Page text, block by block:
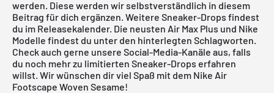
werden. Diese werden wir selbstverständlich in diesem
Beitrag für dich ergänzen. Weitere Sneaker-Drops findest
du im Releasekalender. Die neusten Air Max Plus und Nike
Modelle findest du unter den hinterlegten Schlagworten.
Check auch gerne unsere Social-Media-Kanäle aus, falls
du noch mehr zu limitierten Sneaker-Drops erfahren
willst. Wir wünschen dir viel Spaß mit dem Nike Air
Footscape Woven Sesame!